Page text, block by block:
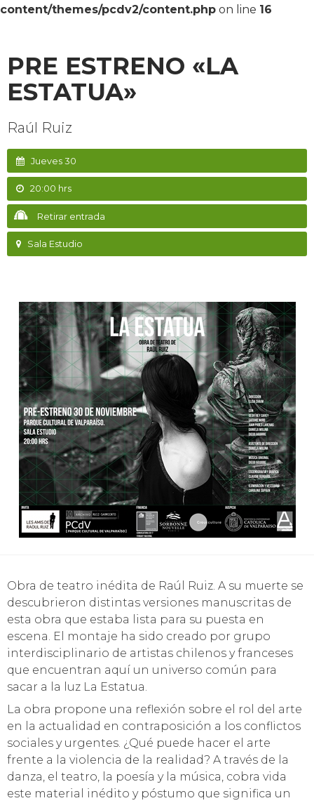
content/themes/pcdv2/content.php on line 16
PRE ESTRENO «LA
ESTATUA»
Raúl Ruiz
Jueves 30
20:00 hrs
Retirar entrada
Sala Estudio
Obra de teatro inédita de Raúl Ruiz. A su muerte se
descubrieron distintas versiones manuscritas de
esta obra que estaba lista para su puesta en
escena. El montaje ha sido creado por grupo
interdisciplinario de artistas chilenos y franceses
que encuentran aquí un universo común para
sacar a la luz La Estatua.
La obra propone una reflexión sobre el rol del arte
en la actualidad en contraposición a los conflictos
sociales y urgentes. ¿Qué puede hacer el arte
frente a la violencia de la realidad? A través de la
danza, el teatro, la poesía y la música, cobra vida
este material inédito y póstumo que significa un